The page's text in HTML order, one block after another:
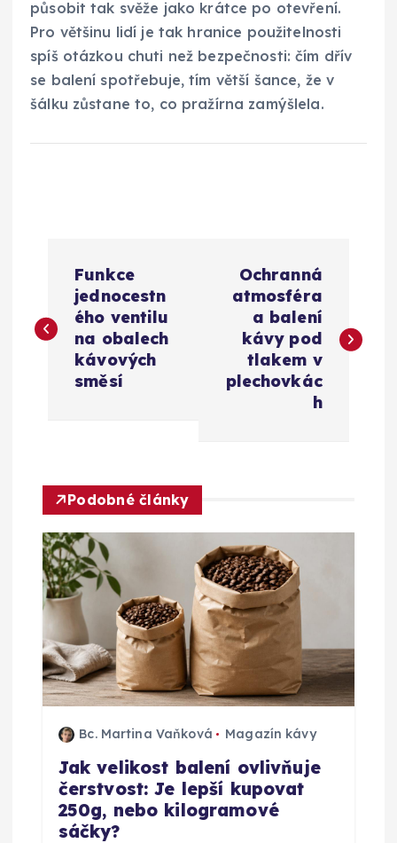
působit tak svěže jako krátce po otevření.
Pro většinu lidí je tak hranice použitelnosti
spíš otázkou chuti než bezpečnosti: čím dřív
se balení spotřebuje, tím větší šance, že v
šálku zůstane to, co pražírna zamýšlela.
v
a
c
e
p
r
o
Funkce
jednocestn
ého ventilu
na obalech
kávových
směsí
Ochranná
atmosféra
a balení
kávy pod
tlakem v
plechovkác
h
Podobné články
Bc. Martina Vaňková Magazín kávy
Jak velikost balení ovlivňuje
čerstvost: Je lepší kupovat
250g, nebo kilogramové
sáčky?